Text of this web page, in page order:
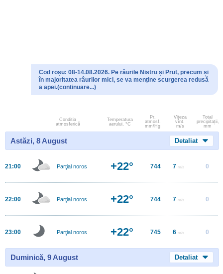
Cod roșu: 08-14.08.2026. Pe râurile Nistru și Prut, precum și
în majoritatea râurilor mici, se va menține scurgerea redusă
a apei.(continuare...)
Conditia
atmosferică
Temperatura
aerului, °C
Pr.
atmosf.
mm/Hg
Viteza
vînt.
m/s
Total
precipitații,
mm
Astăzi, 8 August Detaliat
21:00 Parţial noros +22° 744 7 m/s 0
22:00 Parţial noros +22° 744 7 m/s 0
23:00 Parţial noros +22° 745 6 m/s 0
Duminică, 9 August Detaliat